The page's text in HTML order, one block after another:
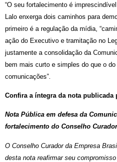
“O seu fortalecimento é
Lalo enxerga dois caminhos para
primeiro é a regulação da mídia,
ação do Executivo e tramitação no
justamente a consolidação da
bem mais curto e simples do que o
comunicações”.
Confira a íntegra da nota publicada
Nota Pública em defesa da
fortalecimento do Conselho
O Conselho Curador da Empresa
desta nota reafirmar seu